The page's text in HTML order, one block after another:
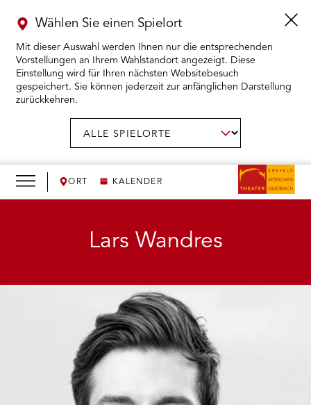
ORT KALENDER
Wählen Sie einen Spielort
Mit dieser Auswahl werden Ihnen nur die entsprechenden
Vorstellungen an Ihrem Wahlstandort angezeigt. Diese
Einstellung wird für Ihren nächsten Websitebesuch
gespeichert. Sie können jederzeit zur anfänglichen Darstellung
zurückkehren.
KARTENKAUF ÖFFNEN
WIR ÖFFNEN
THEATERPÄDAGOGIK ÖFFNEN
BESUCH ÖFFNEN
Lars Wandres